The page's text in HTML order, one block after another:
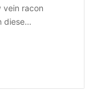
vein racon
diese…